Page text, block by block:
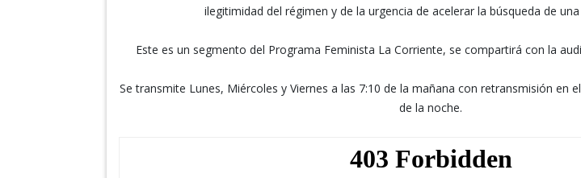
ilegitimidad del régimen y de la urgencia de acelerar la búsqueda de
Este es un segmento del Programa Feminista La Corriente, se compartirá con la
Se transmite Lunes, Miércoles y Viernes a las 7:10 de la mañana con retransmisión en
de la noche.